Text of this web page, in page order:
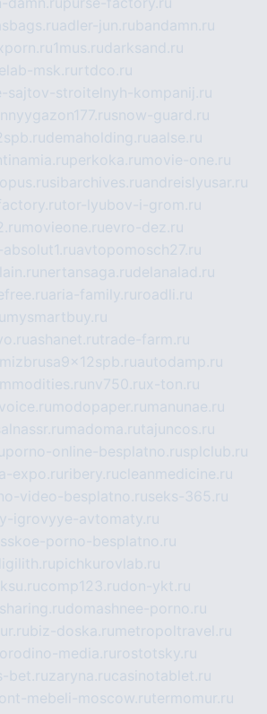
adler-jun.rubandamn.ru
1mus.rudarksand.ru
msk.ru rtdco.ru
sajtov-stroitelnyh-kompanij.ru
snow-guard.ru
demaholding.ruaalse.ru
perkoka.ru movie-one.ru
sibarchives.ruandreislyusar.ru
tor-lyubov-i-grom.ru
movieone.ruevro-dez.ru
absolut1.ruavtopomosch27.ru
nertansaga.rudelanalad.ru
aria-family.ru roadli.ru
mysmartbuy.ru
ashanet.rutrade-farm.ru
autodamp.ru
nv750.rux-ton.ru
modopaper.ru manunae.ru
madoma.rutajuncos.ru
porno-online-besplatno.rusplclub.ru
expo.ru ribery.rucleanmedicine.ru
video-besplatno.ruseks-365.ru
igrovyye-avtomaty.ru
porno-besplatno.ru
pichkurovlab.ru
comp123.rudon-ykt.ru
domashnee-porno.ru
biz-doska.ru metropoltravel.ru
media.ru rostotsky.ru
bet.ruzaryna.rucasinotablet.ru
mebeli-moscow.rutermomur.ru